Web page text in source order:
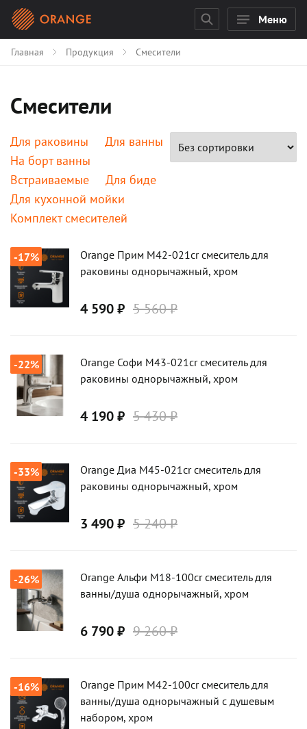
Меню
Главная Продукция Смесители
Смесители
Для раковины
Для ванны
На борт ванны
Встраиваемые
Для биде
Для кухонной мойки
Комплект смесителей
-17%
Orange Прим M42-021cr смеситель для
раковины однорычажный, хром
4 590 ₽ 5 560 ₽
-22%
Orange Софи M43-021cr смеситель для
раковины однорычажный, хром
4 190 ₽ 5 430 ₽
-33%
Orange Диа M45-021cr смеситель для
раковины однорычажный, хром
3 490 ₽ 5 240 ₽
-26%
Orange Альфи M18-100cr смеситель для
ванны/душа однорычажный, хром
6 790 ₽ 9 260 ₽
-16%
Orange Прим M42-100cr смеситель для
ванны/душа однорычажный с душевым
набором, хром